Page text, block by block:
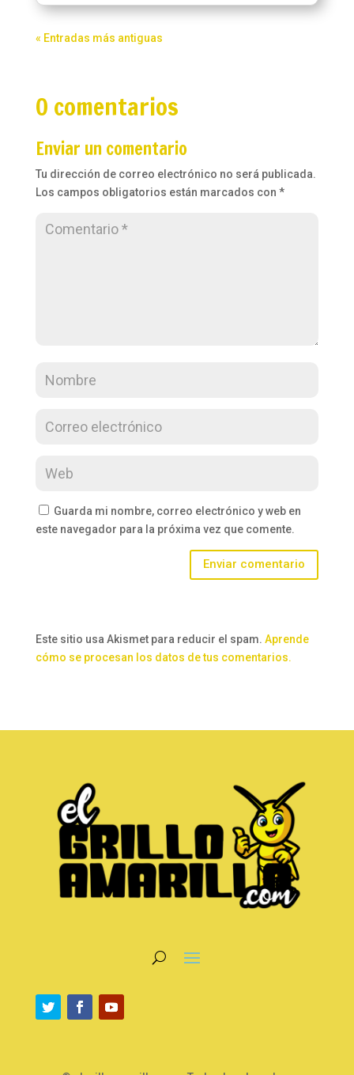
« Entradas más antiguas
0 comentarios
Enviar un comentario
Tu dirección de correo electrónico no será publicada.
Los campos obligatorios están marcados con *
Guarda mi nombre, correo electrónico y web en
este navegador para la próxima vez que comente.
Enviar comentario
Este sitio usa Akismet para reducir el spam. Aprende
cómo se procesan los datos de tus comentarios.